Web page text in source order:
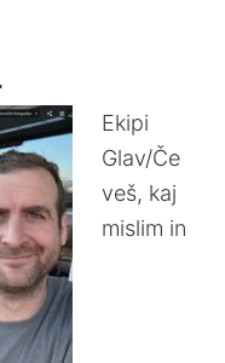
Ekipi
Glav/Če
veš, kaj
mislim in